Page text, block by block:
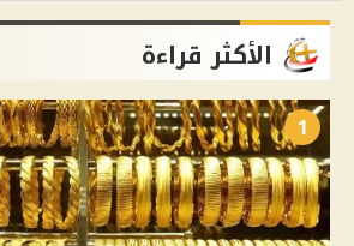
الأكثر قراءة
1